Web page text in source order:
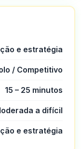
e estratégia
/ Competitivo
15 – 25 minutos
a difícil
e estratégia